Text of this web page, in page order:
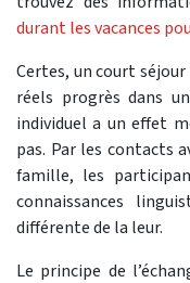
durant les vacances
Certes, un court
réels progrès dans
individuel a un effet
pas. Par les contacts
famille, les
connaissances
différente de la leur.
Le principe de